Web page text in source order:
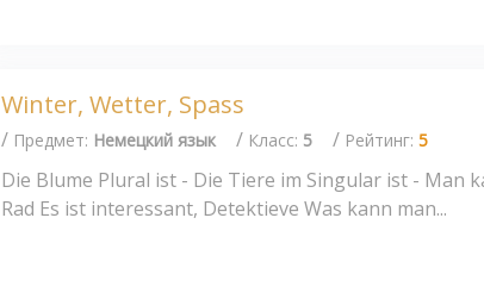
Winter, Wetter, Spass
/ Предмет: Немецкий язык / Класс: 5 / Рейтинг: 5
Die Blume Plural ist - Die Tiere im Singular ist - Man
Rad Es ist interessant, Detektieve Was kann man...